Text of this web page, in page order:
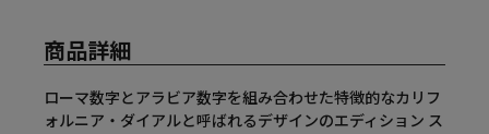
商品詳細
ローマ数字とアラビア数字を組み合わせた特徴的なカリフ
ォルニア・ダイアルと呼ばれるデザインのエディション ス